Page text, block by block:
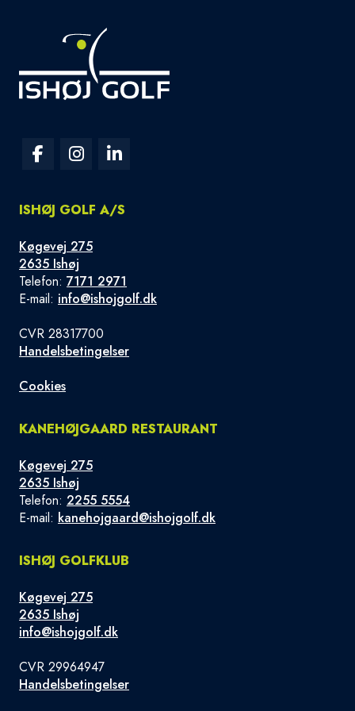
ISHØJ GOLF A/S
Køgevej 275
2635 Ishøj
Telefon: 7171 2971
E-mail: info@ishojgolf.dk
CVR 28317700
Handelsbetingelser
Cookies
KANEHØJGAARD RESTAURANT
Køgevej 275
2635 Ishøj
Telefon: 2255 5554
E-mail: kanehojgaard@ishojgolf.dk
ISHØJ GOLFKLUB
Køgevej 275
2635 Ishøj
info@ishojgolf.dk
CVR 29964947
Handelsbetingelser